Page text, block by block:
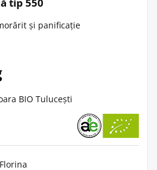
și panificație
BIO Tulucești